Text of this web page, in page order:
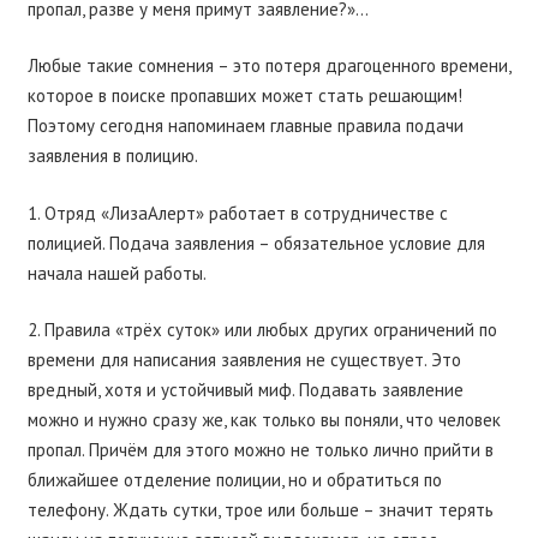
пропал, разве у меня примут заявление?»…
Любые такие сомнения – это потеря драгоценного времени,
которое в поиске пропавших может стать решающим!
Поэтому сегодня напоминаем главные правила подачи
заявления в полицию.
1. Отряд «ЛизаАлерт» работает в сотрудничестве с
полицией. Подача заявления – обязательное условие для
начала нашей работы.
2. Правила «трёх суток» или любых других ограничений по
времени для написания заявления не существует. Это
вредный, хотя и устойчивый миф. Подавать заявление
можно и нужно сразу же, как только вы поняли, что человек
пропал. Причём для этого можно не только лично прийти в
ближайшее отделение полиции, но и обратиться по
телефону. Ждать сутки, трое или больше – значит терять